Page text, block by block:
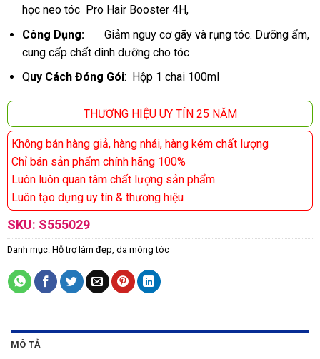
học neo tóc Pro Hair Booster 4H,
Công Dụng: Giảm nguy cơ gãy và rụng tóc. Dưỡng ẩm,
cung cấp chất dinh dưỡng cho tóc
Quy Cách Đóng Gói: Hộp 1 chai 100ml
THƯƠNG HIỆU UY TÍN 25 NĂM
Không bán hàng giả, hàng nhái, hàng kém chất lượng
Chỉ bán sản phẩm chính hãng 100%
Luôn luôn quan tâm chất lượng sản phẩm
Luôn tạo dựng uy tín & thương hiệu
SKU: S555029
Danh mục: Hỗ trợ làm đẹp, da móng tóc
MÔ TẢ